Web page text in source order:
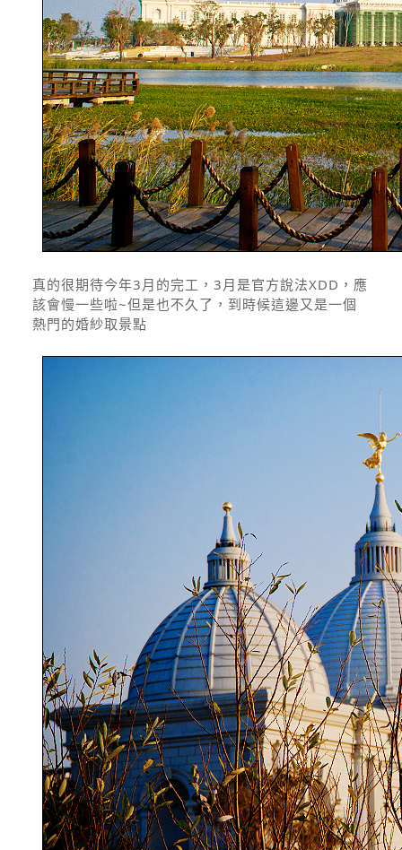
真的很期待今年3月的完工，3月是官方說法XDD，應
該會慢一些啦~但是也不久了，到時候這邊又是一個
熱門的婚紗取景點